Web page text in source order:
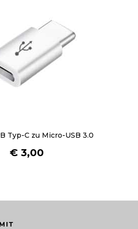
u
k
t
s
e
e
ä
Typ-C zu Micro-USB 3.0
€3,00